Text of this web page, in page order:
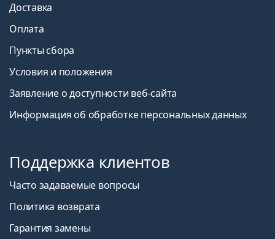
Доставка
Оплата
Пункты сбора
Условия и положения
Заявление о доступности веб-сайта
Информация об обработке персональных данных
Поддержка клиентов
Часто задаваемые вопросы
Политика возврата
Гарантия замены